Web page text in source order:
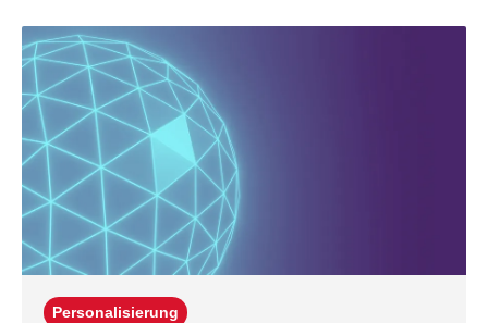
Personalisierung